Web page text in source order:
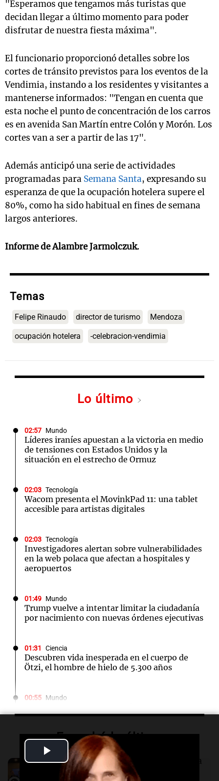
Play
Video
"Esperamos que tengamos más turistas que
decidan llegar a último momento para poder
disfrutar de nuestra fiesta máxima".
El funcionario proporcionó detalles sobre los
cortes de tránsito previstos para los eventos de la
Vendimia, instando a los residentes y visitantes a
mantenerse informados: "Tengan en cuenta que
esta noche el punto de concentración de los carros
es en avenida San Martín entre Colón y Morón. Los
cortes van a ser a partir de las 17".
Además anticipó una serie de actividades
programadas para Semana Santa, expresando su
esperanza de que la ocupación hotelera supere el
80%, como ha sido habitual en fines de semana
largos anteriores.
Informe de Alambre Jarmolczuk.
Temas
Felipe Rinaudo director de turismo Mendoza
ocupación hotelera -celebracion-vendimia
Lo último
02:57 Mundo
Líderes iraníes apuestan a la victoria en medio
de tensiones con Estados Unidos y la
situación en el estrecho de Ormuz
02:03 Tecnología
Wacom presenta el MovinkPad 11: una tablet
accesible para artistas digitales
02:03 Tecnología
Investigadores alertan sobre vulnerabilidades
en la web polaca que afectan a hospitales y
aeropuertos
01:49 Mundo
Trump vuelve a intentar limitar la ciudadanía
por nacimiento con nuevas órdenes ejecutivas
01:31 Ciencia
Descubren vida inesperada en el cuerpo de
Ötzi, el hombre de hielo de 5.300 años
00:55 Mundo
escuelas y actividades turísticas en varias
00:32
Clima en Salta: cómo estará el tiempo este
sábado 8 de agosto
Escuchá lo último
Audio.El Ensamble Municipal de Música
Ciudadana de Córdoba deleitó a los